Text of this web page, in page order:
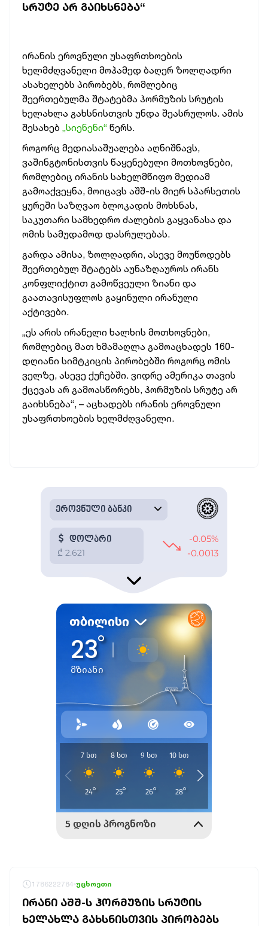
ᲡᲠᲣᲢᲔ ᲐᲠ ᲒᲐᲘᲮᲡᲜᲔᲑᲐ“
ირანის ეროვნული უსაფრთხოების
ხელმძღვანელი მოჰამედ ბაღერ ზოლღადრი
ასახელებს პირობებს, რომლებიც
შეერთებულმა შტატებმა ჰორმუზის სრუტის
ხელახლა გახსნისთვის უნდა შეასრულოს. ამის
შესახებ „სიენენი“ წერს.
როგორც მედიასაშუალება აღნიშნავს,
ვაშინგტონისთვის წაყენებული მოთხოვნები,
რომლებიც ირანის სახელმწიფო მედიამ
გამოაქვეყნა, მოიცავს აშშ-ის მიერ სპარსეთის
ყურეში საზღვაო ბლოკადის მოხსნას,
საკუთარი სამხედრო ძალების გაყვანასა და
ომის სამუდამოდ დასრულებას.
გარდა ამისა, ზოლღადრი, ასევე მოუწოდებს
შეერთებულ შტატებს აუნაზღაუროს ირანს
კონფლიქტით გამოწვეული ზიანი და
გაათავისუფლოს გაყინული ირანული
აქტივები.
„ეს არის ირანელი ხალხის მოთხოვნები,
რომლებიც მათ ხმამაღლა გამოაცხადეს 160-
დღიანი სიმტკიცის პირობებში როგორც ომის
ველზე, ასევე ქუჩებში. ვიდრე ამერიკა თავის
ქცევას არ გამოასწორებს, ჰორმუზის სრუტე არ
გაიხსნება“, – აცხადებს ირანის ეროვნული
უსაფრთხოების ხელმძღვანელი.
1786222784 უცხოეთი
ᲘᲠᲐᲜᲘ ᲐᲨᲨ-Ს ᲰᲝᲠᲛᲣᲖᲘᲡ ᲡᲠᲣᲢᲘᲡ
ᲮᲔᲚᲐᲮᲚᲐ ᲒᲐᲮᲡᲜᲘᲡᲗᲕᲘᲡ ᲞᲘᲠᲝᲑᲔᲑᲡ